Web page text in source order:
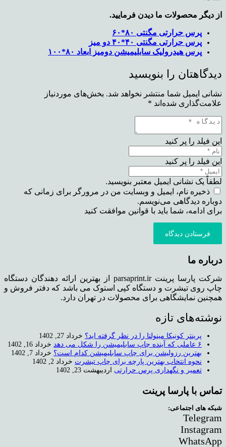
از دیگر محصولات ما دیدن فرمایید.
پرس حرارتی مگنتی ۸۰*۶۰
پرس حرارتی مگنتی ۴۰*۴۰ دو میز
پرس هیدرولیک سابلیمیشن دومیز ابعاد ۸۰*۱۰۰
دیدگاهتان را بنویسید
نشانی ایمیل شما منتشر نخواهد شد. بخش‌های موردنیاز
علامت‌گذاری شده‌اند *
این فیلد را پر کنید
این فیلد را پر کنید
لطفاً یک نشانی ایمیل معتبر بنویسید.
ذخیره نام، ایمیل و وبسایت من در مرورگر برای زمانی که
دوباره دیدگاهی می‌نویسم.
برای ادامه، شما باید با قوانین موافقت کنید
فرستادن دیدگاه
درباره ما
شرکت پارسا پرینت parsaprint.ir از بهترین ارائه دهندگان دستگاه
چاپ روی تیشرت و دستگاه کپی استوک می باشد که دفتر فروش و
همچنین نمایشگاهی برای محصولات در تهران دارد.
نوشته‌های تازه
پرینتر کونیکا مینولتا را در نظر گرفته اید؟ خرداد 27, 1402
۶ عاملی که آینده چاپ سابلیمیشن را شکل می دهد
خرداد 16, 1402
بهترین رزولیشن برای چاپ سابلیمیشن کدام است؟ خرداد 7, 1402
نحوه انتخاب بهترین پارچه برای چاپ تیشرت خرداد 2, 1402
تعمیر و نگهداری پرس حرارتی
اردیبهشت 23, 1402
تماس با پارسا پرینت
شبکه های اجتماعی:
Telegram
Instagram
WhatsApp